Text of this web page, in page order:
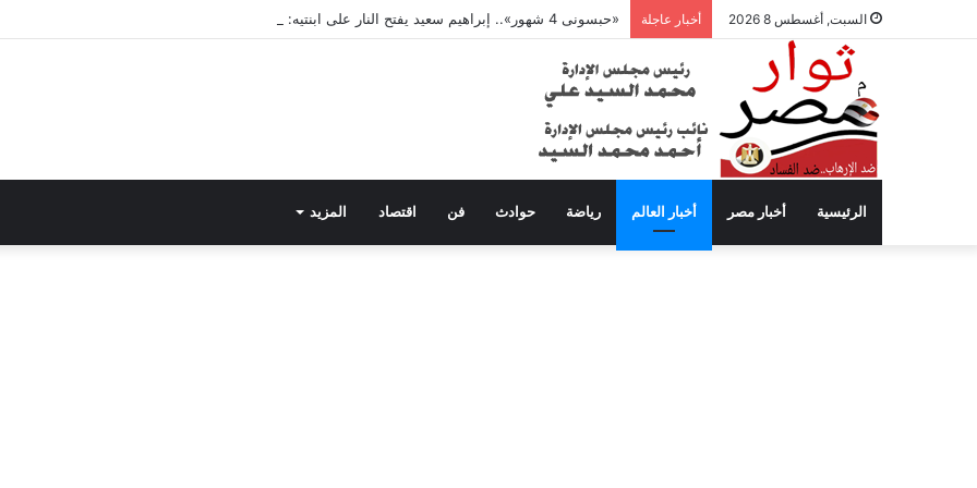
السبت, أغسطس 8 2026 أخبار عاجلة «حبسونى 4 شهور».. إبراهيم سعيد يفتح النار على ابنتيه: والله ما مسامحكم
الرئيسية أخبار مصر أخبار العالم رياضة حوادث فن اقتصاد المزيد